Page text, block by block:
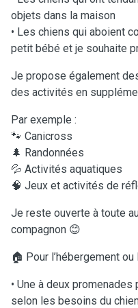
objets dans la maison
• Les chiens qui aboient
petit bébé et je souhaite
Je propose également
des activités en
Par exemple :
🐾 Canicross
🌲 Randonnées
💦 Activités aquatiques
🧠 Jeux et activités de
Je reste ouverte à toute
compagnon 😊
🏠 Pour l’hébergement
• Une à deux
selon les besoins du